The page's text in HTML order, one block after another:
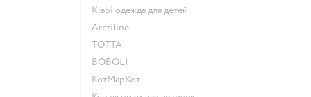
Kiabi одежда для детей
Arctiline
ТОТТА
BOBOLI
КотМарКот